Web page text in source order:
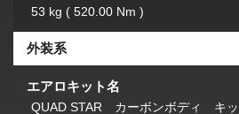
53 kg ( 520.00 Nm )
外装系
エアロキット名
QUAD STAR カーボンボディ キッ